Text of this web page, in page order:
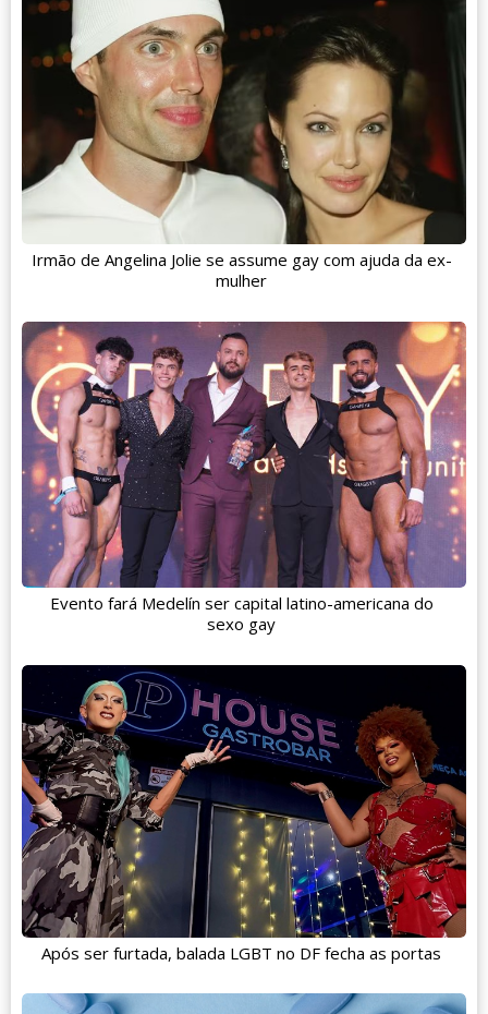
Irmão de Angelina Jolie se assume gay com ajuda da ex-
mulher
Evento fará Medelín ser capital latino-americana do
sexo gay
Após ser furtada, balada LGBT no DF fecha as portas